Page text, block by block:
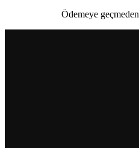
Ödemeye